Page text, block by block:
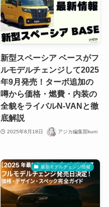
新型スペーシア ベースがフ
ルモデルチェンジして2025
年9月発売！ターボ追加の
噂から価格・燃費・内装の
全貌をライバルN-VANと徹
底解説
2025年8月18日 アジカ編集部kuni
最新モデルチェンジ情報